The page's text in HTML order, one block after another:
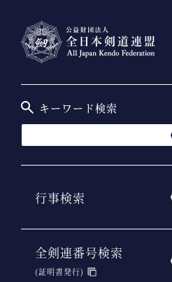
キーワード検索
行事検索
全剣連番号検索
(証明書発行)